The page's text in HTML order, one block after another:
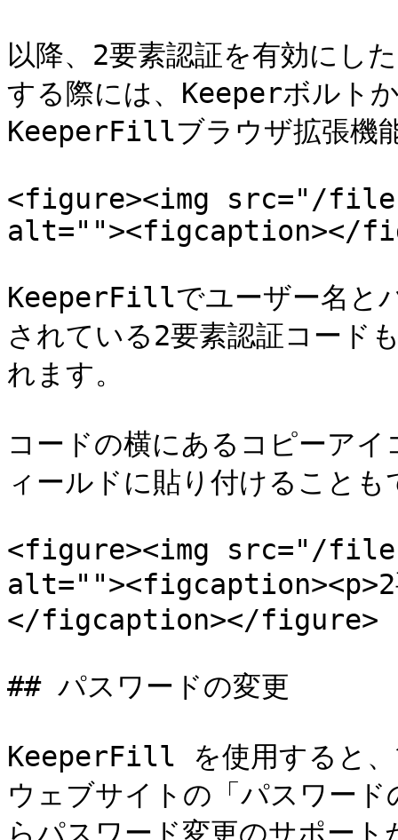
以降、2要素認証を有効にし
する際には、Keeperボルト
KeeperFillブラウザ拡張機
<figure><img src="/files/
alt=""><figcaption></
KeeperFillでユーザー名と
されている2要素認証コード
れます。
コードの横にあるコピーア
ィールドに貼り付けることも
<figure><img src="/files/
alt=""><figcaption><p>2
</figcaption></figure>
## パスワードの変更
KeeperFill を使用すると、
ウェブサイトの「パスワー
らパスワード変更のサポー